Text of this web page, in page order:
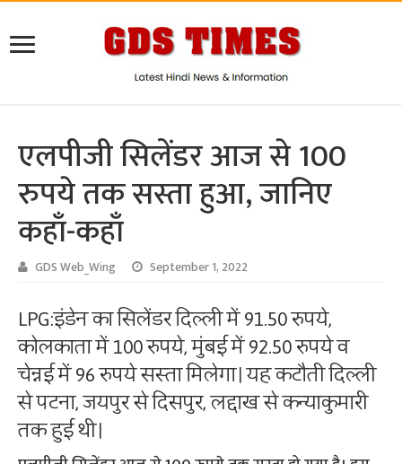
एलपीजी सिलेंडर आज से 100
रुपये तक सस्ता हुआ, जानिए
कहाँ-कहाँ
GDS Web_Wing September 1, 2022
LPG:इंडेन का सिलेंडर दिल्ली में 91.50 रुपये,
कोलकाता में 100 रुपये, मुंबई में 92.50 रुपये व
चेन्नई में 96 रुपये सस्ता मिलेगा। यह कटौती दिल्ली
से पटना, जयपुर से दिसपुर, लद्दाख से कन्याकुमारी
तक हुई थी।